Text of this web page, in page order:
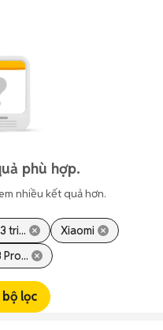
phù hợp.
nhiều kết quả hơn.
tri...
Xiaomi
Pro...
lọc